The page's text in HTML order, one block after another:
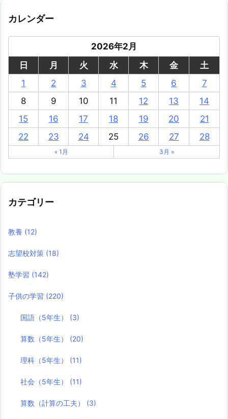
カレンダー
2026年2月
日
月 火 水 木 金
土
1
2 3 4 5 6
7
8
9 10 11 12 13
14
15
16 17 18 19 20
21
22
23 24 25 26 27 28
« 1月 3月 »
カテゴリー
教養 (12)
志望校対策 (18)
塾学習 (142)
子供の学習 (220)
国語（5年生） (3)
算数（5年生） (20)
理科（5年生） (11)
社会（5年生） (11)
算数（計算の工夫） (3)